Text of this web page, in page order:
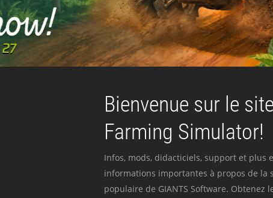
Bienvenue sur le
Farming Simulator!
Infos, mods, didacticiels, support et plus
informations importantes à propos de la
populaire de GIANTS Software. Obtenez